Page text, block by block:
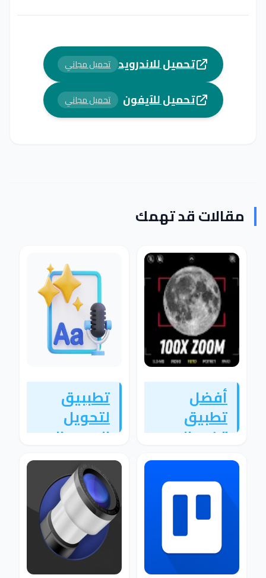
تحميل للاندرويد تحميل مجاني
تحميل للآيفون تحميل مجاني
مقالات قد تهمك
أفضل
تطبيق
تكبير الصور
وتحسين
الجودة
بدقة عالية
تطببيق
لتحويل
الصوت الي
كتابة
بشكل
احترافي